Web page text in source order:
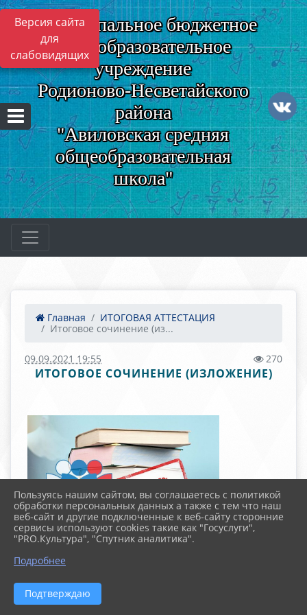
Версия сайта
для
слабовидящих
Муниципальное бюджетное
общеобразовательное
учреждение
Родионово-Несветайского
района
"Авиловская средняя
общеобразовательная
школа"
Главная
ИТОГОВАЯ АТТЕСТАЦИЯ
Итоговое сочинение (из...
09.09.2021 19:55 270
ИТОГОВОЕ СОЧИНЕНИЕ (ИЗЛОЖЕНИЕ)
(ИЗЛОЖЕНИЕ) В 2025-2026
УЧЕБНОМ ГОДУ
Пользуясь нашим сайтом, вы соглашаетесь с политикой
обработки персональных данных а также с тем что наш
веб-сайт и другие подключенные к веб-сайту сторонние
сервисы используют cookies такие как "Госуслуги",
"PRO.Культура", "Спутник аналитика".
Подробнее
Подтверждаю